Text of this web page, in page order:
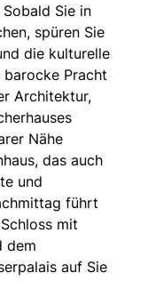
Sie in
spüren Sie
die kulturelle
Pracht
Architektur,
Nähe
das auch
und
führt
mit
dem
auf Sie